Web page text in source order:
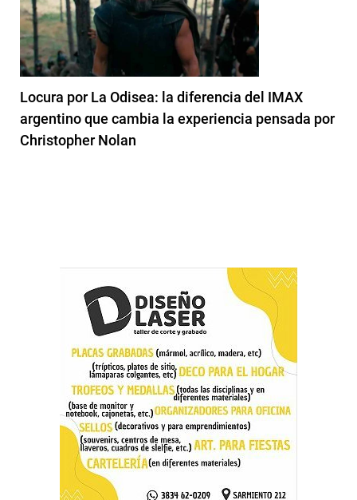
Locura por La Odisea: la diferencia del IMAX
argentino que cambia la experiencia pensada por
Christopher Nolan